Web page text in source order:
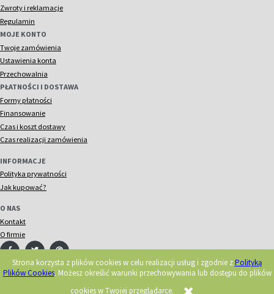
Strona korzysta z plików cookies w celu realizacji usług i zgodnie zPolityką
Plików Cookies. Możesz określić warunki przechowywania lub dostępu do plików
cookies w Twojej przeglądarce.
Zwroty i reklamacje
Regulamin
MOJE KONTO
Twoje zamówienia
Ustawienia konta
Przechowalnia
PŁATNOŚCI I DOSTAWA
Formy płatności
Finansowanie
Czas i koszt dostawy
Czas realizacji zamówienia
INFORMACJE
Polityka prywatności
Jak kupować?
O NAS
Kontakt
O firmie
© 2018 Acorn. Wszelkie prawa zastrzeżone.